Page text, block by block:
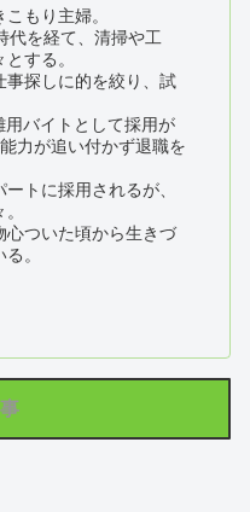
もり主婦。
代を経て、清掃や工
する。
探しに的を絞り、試
バイトとして採用が
力が追い付かず退職を
トに採用されるが、
ついた頃から生きづ
。